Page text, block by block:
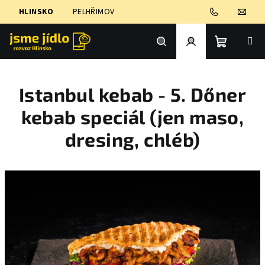
HLINSKO PELHŘIMOV
Hledat PřihlášeníNákupní
košík
Istanbul kebab - 5. Dőner
kebab speciál (jen maso,
dresing, chléb)